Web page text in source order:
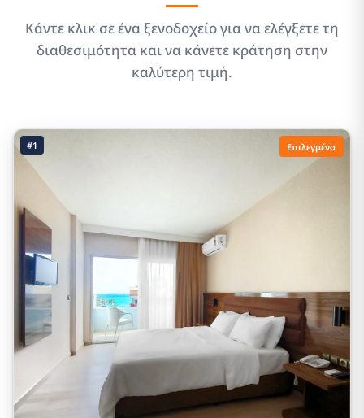
Κάντε κλικ σε ένα ξενοδοχείο για να ελέγξετε τη
διαθεσιμότητα και να κάνετε κράτηση στην
καλύτερη τιμή.
#1 Επιλεγμένο